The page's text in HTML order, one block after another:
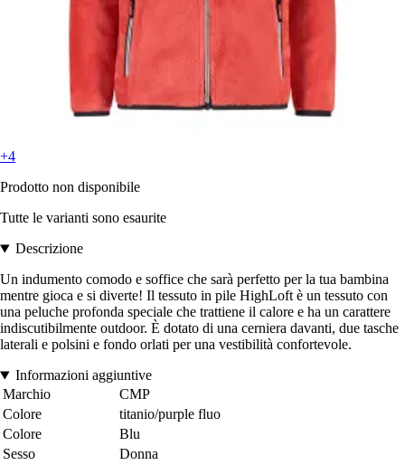
+4
Prodotto non disponibile
Tutte le varianti sono esaurite
Descrizione
Un indumento comodo e soffice che sarà perfetto per la tua bambina
mentre gioca e si diverte! Il tessuto in pile HighLoft è un tessuto con
una peluche profonda speciale che trattiene il calore e ha un carattere
indiscutibilmente outdoor. È dotato di una cerniera davanti, due tasche
laterali e polsini e fondo orlati per una vestibilità confortevole.
Informazioni aggiuntive
Marchio
CMP
Colore
titanio/purple fluo
Colore
Blu
Sesso
Donna